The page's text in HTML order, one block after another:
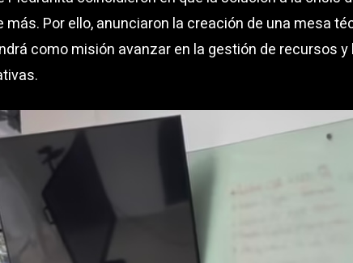
Por ello, anunciaron la creación de una mesa
como misión avanzar en la gestión de recursos y